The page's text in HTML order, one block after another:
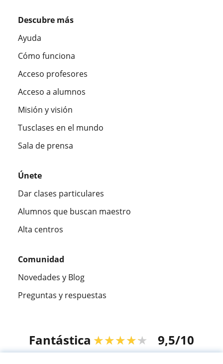
Descubre más
Ayuda
Cómo funciona
Acceso profesores
Acceso a alumnos
Misión y visión
Tusclases en el mundo
Sala de prensa
Únete
Dar clases particulares
Alumnos que buscan maestro
Alta centros
Comunidad
Novedades y Blog
Preguntas y respuestas
Fantástica ★★★★★ 9,5/10